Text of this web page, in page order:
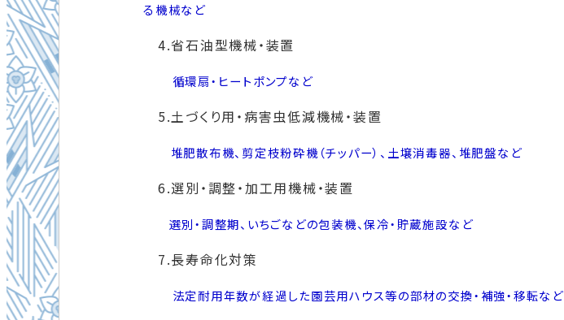
る機械など
4.省石油型機械・装置
循環扇・ヒートポンプなど
5.土づくり用・病害虫低減機械・装置
堆肥散布機、剪定枝粉砕機（チッパー）、土壌消毒器、堆肥盤など
6.選別・調整・加工用機械・装置
選別・調整期、いちごなどの包装機、保冷・貯蔵施設など
7.長寿命化対策
法定耐用年数が経過した園芸用ハウス等の部材の交換・補強・移転など